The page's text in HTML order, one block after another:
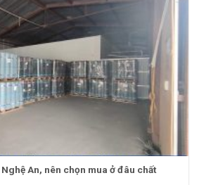
An, nên chọn mua ở đâu chất